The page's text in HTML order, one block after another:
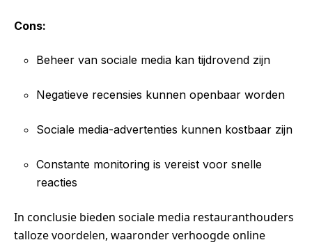
Cons:
Beheer van sociale media kan tijdrovend zijn
Negatieve recensies kunnen openbaar worden
Sociale media-advertenties kunnen kostbaar zijn
Constante monitoring is vereist voor snelle
reacties
In conclusie bieden sociale media restauranthouders
talloze voordelen, waaronder verhoogde online